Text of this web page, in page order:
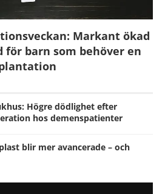
Markant ökad
för barn som behöver en
Högre dödlighet efter
hos demenspatienter
blir mer avancerade – och